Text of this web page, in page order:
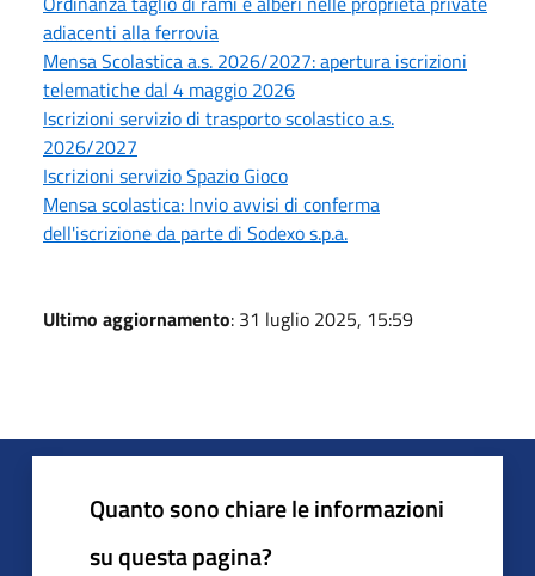
adiacenti alla ferrovia
Mensa Scolastica a.s. 2026/2027: apertura iscrizioni
telematiche dal 4 maggio 2026
Iscrizioni servizio di trasporto scolastico a.s.
2026/2027
Iscrizioni servizio Spazio Gioco
Mensa scolastica: Invio avvisi di conferma
dell'iscrizione da parte di Sodexo s.p.a.
Ultimo aggiornamento: 31 luglio 2025, 15:59
Quanto sono chiare le informazioni
su questa pagina?